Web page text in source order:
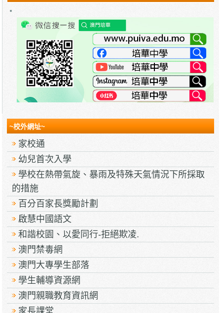
~校外網址~
家校通
幼兒首次入學
學校在熱帶氣旋、暴雨及特殊天氣情況下所採取
的措施
百分百家長獎勵計劃
啟慧中國語文
和諧校園、以愛同行-拒絕欺凌.
澳門禁毒網
澳門大專學生部落
學生輔導資源網
澳門親職教育資訊網
家長課堂